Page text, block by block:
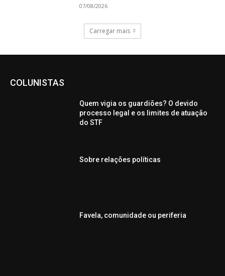
07/08/2026
Carregar mais
COLUNISTAS
Quem vigia os guardiões? O devido
processo legal e os limites de atuação
do STF
Sobre relações políticas
Favela, comunidade ou periferia